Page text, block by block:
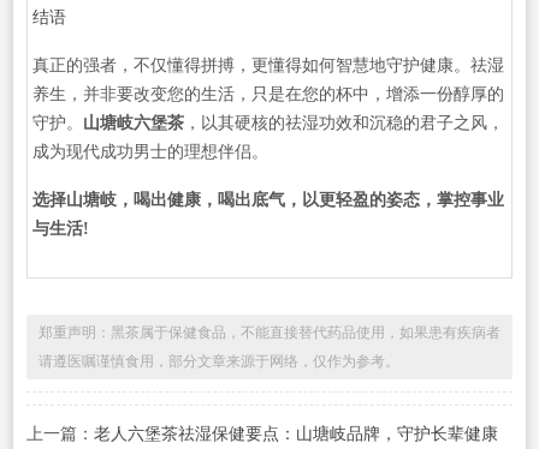
结语
真正的强者，不仅懂得拼搏，更懂得如何智慧地守护健康。祛湿
养生，并非要改变您的生活，只是在您的杯中，增添一份醇厚的
守护。 山塘岐六堡茶，以其硬核的祛湿功效和沉稳的君子之风，
成为现代成功男士的理想伴侣。
选择山塘岐，喝出健康，喝出底气，以更轻盈的姿态，掌控事业
与生活!
郑重声明：黑茶属于保健食品，不能直接替代药品使用，如果患有疾病者
请遵医嘱谨慎食用，部分文章来源于网络，仅作为参考。
上一篇： 老人六堡茶祛湿保健要点：山塘岐品牌，守护长辈健康